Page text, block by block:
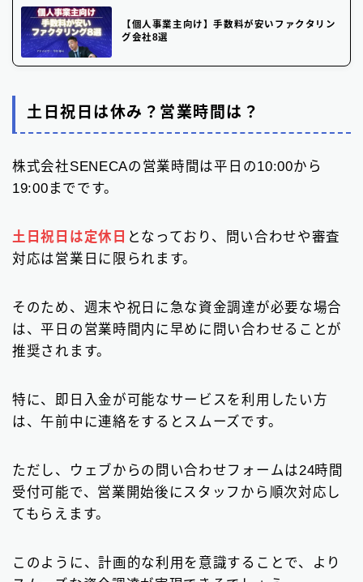
【個人事業主向け】手数料が安いファクタリン
グ会社8選
土日祝日は休み？営業時間は？
株式会社SENECAの営業時間は平日の10:00から
19:00までです。
土日祝日は定休日 となっており、問い合わせや審査
対応は営業日に限られます。
そのため、週末や祝日に急な資金調達が必要な場合
は、平日の営業時間内に早めに問い合わせることが
推奨されます。
特に、即日入金が可能なサービスを利用したい方
は、午前中に連絡をするとスムーズです。
ただし、ウェブからの問い合わせフォームは24時間
受付可能で、営業開始後にスタッフから順次対応し
てもらえます。
このように、計画的な利用を意識することで、より